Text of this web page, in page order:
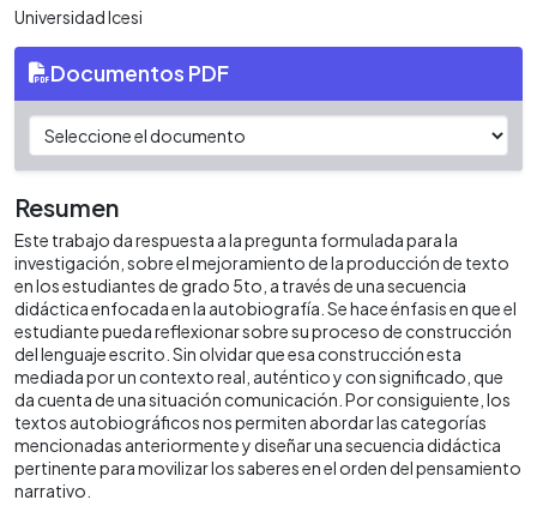
Universidad Icesi
Documentos PDF
Resumen
Este trabajo da respuesta a la pregunta formulada para la
investigación, sobre el mejoramiento de la producción de texto
en los estudiantes de grado 5to, a través de una secuencia
didáctica enfocada en la autobiografía. Se hace énfasis en que el
estudiante pueda reflexionar sobre su proceso de construcción
del lenguaje escrito. Sin olvidar que esa construcción esta
mediada por un contexto real, auténtico y con significado, que
da cuenta de una situación comunicación. Por consiguiente, los
textos autobiográficos nos permiten abordar las categorías
mencionadas anteriormente y diseñar una secuencia didáctica
pertinente para movilizar los saberes en el orden del pensamiento
narrativo.